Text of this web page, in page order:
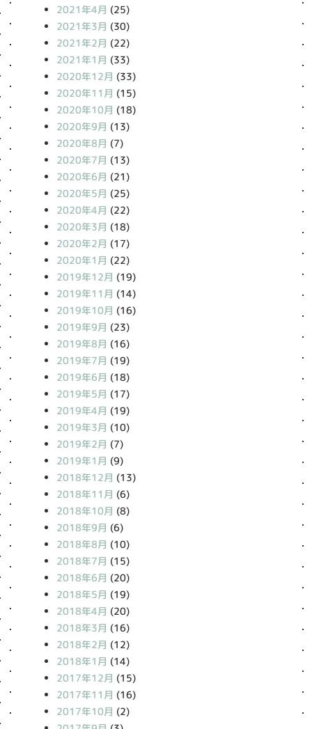
2021年4月 (25)
2021年3月 (30)
2021年2月 (22)
2021年1月 (33)
2020年12月 (33)
2020年11月 (15)
2020年10月 (18)
2020年9月 (13)
2020年8月 (7)
2020年7月 (13)
2020年6月 (21)
2020年5月 (25)
2020年4月 (22)
2020年3月 (18)
2020年2月 (17)
2020年1月 (22)
2019年12月 (19)
2019年11月 (14)
2019年10月 (16)
2019年9月 (23)
2019年8月 (16)
2019年7月 (19)
2019年6月 (18)
2019年5月 (17)
2019年4月 (19)
2019年3月 (10)
2019年2月 (7)
2019年1月 (9)
2018年12月 (13)
2018年11月 (6)
2018年10月 (8)
2018年9月 (6)
2018年8月 (10)
2018年7月 (15)
2018年6月 (20)
2018年5月 (19)
2018年4月 (20)
2018年3月 (16)
2018年2月 (12)
2018年1月 (14)
2017年12月 (15)
2017年11月 (16)
2017年10月 (2)